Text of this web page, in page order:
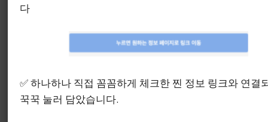
다
✅ 하나하나 직접 꼼꼼하게 체크한 찐 정보 링크와 연결
꾹꾹 눌러 담았습니다.